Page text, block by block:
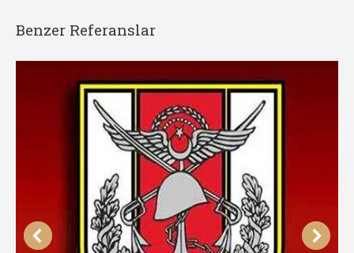
Benzer Referanslar